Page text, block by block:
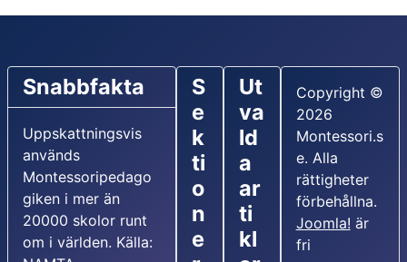
Snabbfakta
Uppskattningsvis
används
Montessoripedago
giken i mer än
20000 skolor runt
om i världen. Källa:
S
e
k
ti
o
n
e
Ut
va
ld
a
ar
ti
kl
Copyright ©
2026
Montessori.s
e. Alla
rättigheter
förbehållna.
Joomla! är
fri